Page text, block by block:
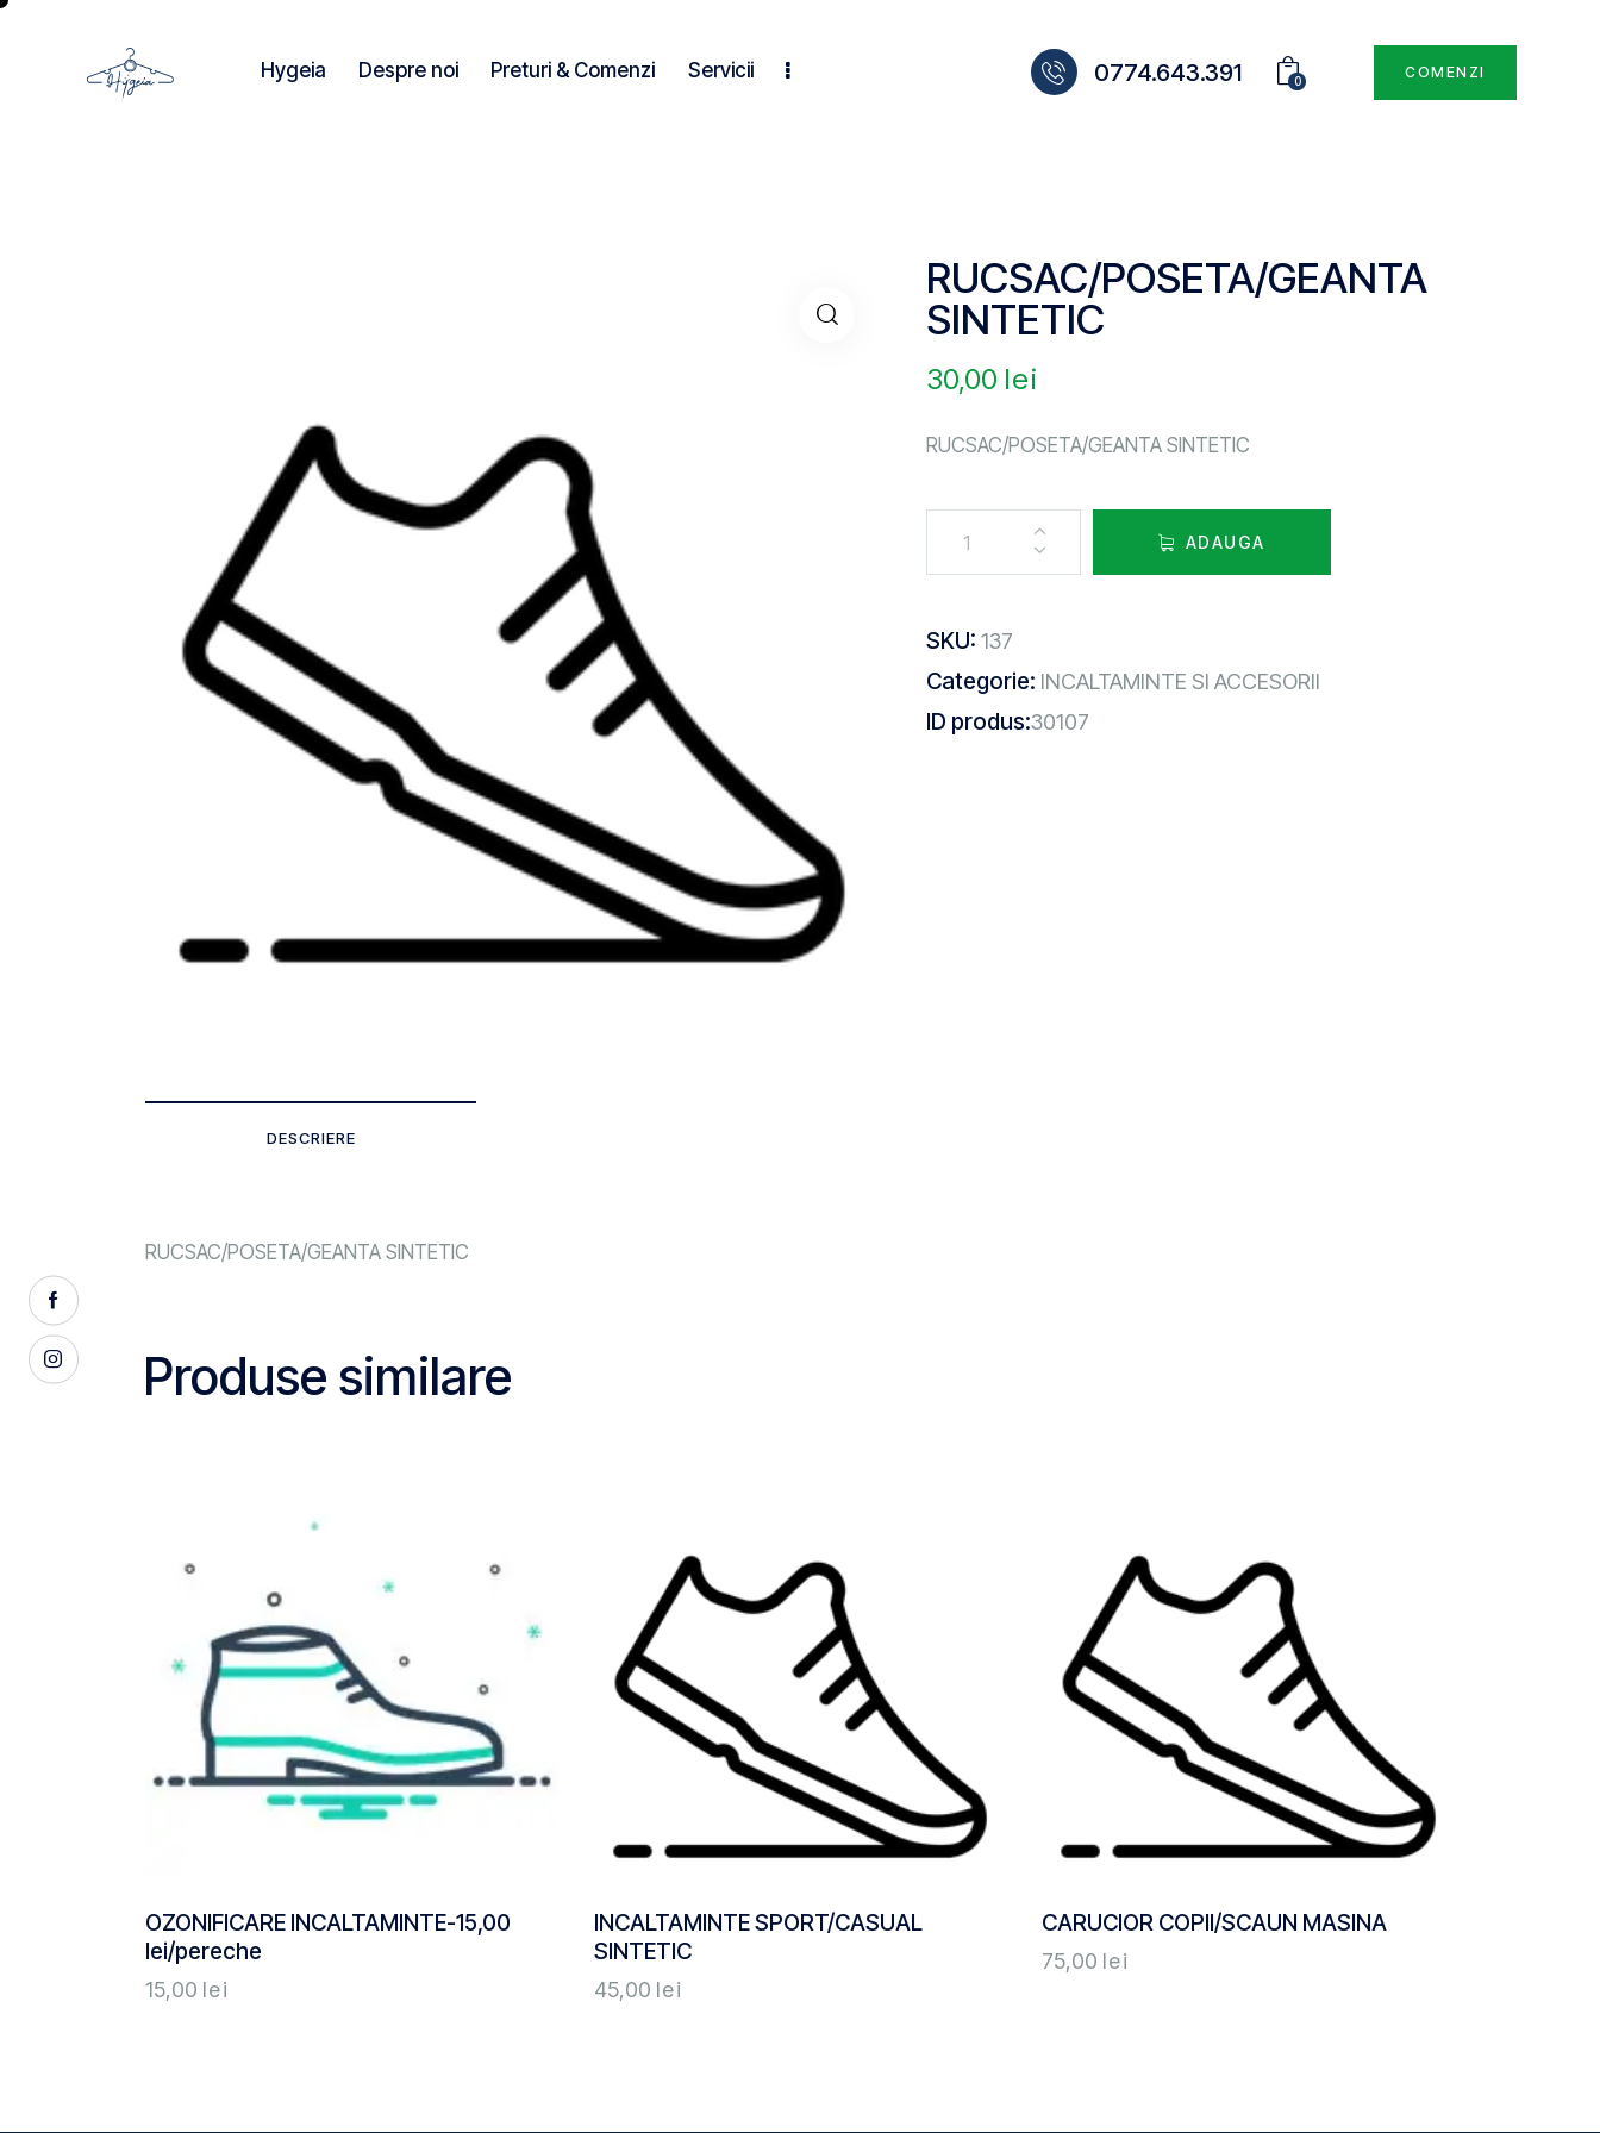
Hygeia Despre noi Preturi & Comenzi Servicii 0774.643.391 0
COMENZI
RUCSAC/POSETA/GEANTA
SINTETIC
30,00 lei
RUCSAC/POSETA/GEANTA SINTETIC
ADAUGA
SKU: 137
Categorie: INCALTAMINTE SI ACCESORII
ID produs:30107
DESCRIERE
RUCSAC/POSETA/GEANTA SINTETIC
Produse similare
OZONIFICARE INCALTAMINTE-15,00
lei/pereche
15,00 lei
INCALTAMINTE SPORT/CASUAL
SINTETIC
45,00 lei
CARUCIOR COPII/SCAUN MASINA
75,00 lei